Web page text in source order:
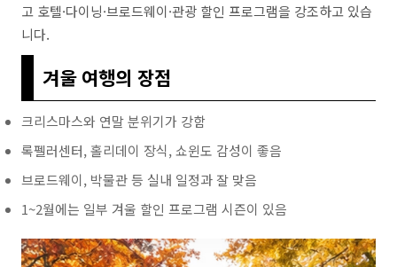
고 호텔·다이닝·브로드웨이·관광 할인 프로그램을 강조하고 있습
니다.
겨울 여행의 장점
크리스마스와 연말 분위기가 강함
록펠러센터, 홀리데이 장식, 쇼윈도 감성이 좋음
브로드웨이, 박물관 등 실내 일정과 잘 맞음
1~2월에는 일부 겨울 할인 프로그램 시즌이 있음